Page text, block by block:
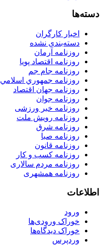
دسته‌ها
اخبار کارگران
دسته‌بندی نشده
روزنامه آرمان
روزنامه اقتصاد پویا
روزنامه جام جم
روزنامه جمهوري اسلامي
روزنامه جهان اقتصاد
روزنامه جوان
روزنامه خبر ورزشى
روزنامه رویش ملت
روزنامه شرق
روزنامه صبا
روزنامه قانون
روزنامه كسب و كار
روزنامه مردم سالاری
روزنامه همشهری
اطلاعات
ورود
خوراک ورودی‌ها
خوراک دیدگاه‌ها
وردپرس